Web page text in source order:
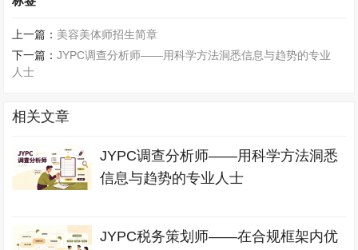
上一篇： 美容美体师招生简章
下一篇：JYPC调查分析师——用科学方法洞悉信息与趋势的专业
人士
相关文章
JYPC调查分析师——用科学方法洞悉
信息与趋势的专业人士
JYPC税务策划师——在合规框架内优